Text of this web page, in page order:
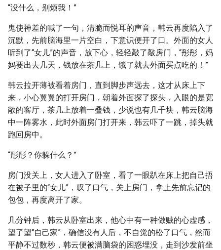
“没什么，别烦我！”
鬼使神差的喊了一句，清脆而悦耳的声音，韩云再度陷入了
沉默，先前脑海里一片空白，下意识便开了口。外面的女人
听到了“女儿”的声音，放下心，轻轻敲了敲房门，“彤彤，妈
妈要出去几天，钱放在茶几上，饿了就去外面买点吃的！”
韩云拉开薄被看着房门，直到脚步声远去，这才从床上下
来，小心翼翼的打开房门，朝着外面探了探头，入眼的是宽
敞的客厅，茶几上放着一叠钱，少说也有几千块，韩云脑海
中一阵雾水，此时外面房门打开来，韩云吓了一跳，掉头就
跑回房中。
“彤彤？你躲什么？”
房门没关上，女人进入了卧室，看了一眼趴在床上把自己捂
在被子里的“女儿”，叹了口气，关上房门，拿上先前忘记的
包包，再度离开了家。
几分钟后，韩云从卧室出来，他心中有一种做贼的心虚感，
望了望“自己家”，确信没有人后，不自觉的松了口气，然而
平静不过数秒，韩云便被满脑袋的困惑埋没，走到沙发前坐